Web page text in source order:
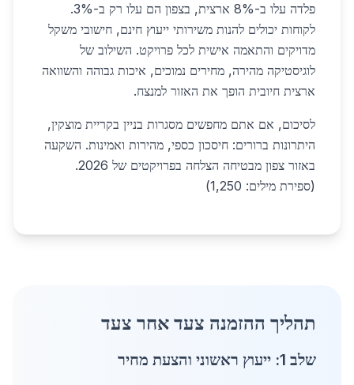
פלדה עלו ב-8% ארצית, בצפון הם עלו רק ב-3%.
לקוחות יכולים להנות משירותי ייעוץ חינם, חישובי משקל
מדויקים והתאמה אישית לכל פרויקט. השילוב של
לוגיסטיקה מהירה, מחירים נמוכים, איכות גבוהה והשוואה
ארצית חיובית הופך את האזור למנצח.
לסיכום, אם אתם מחפשים מסגרות בניין בקריית מוצקין,
היתרונות ברורים: חיסכון כספי, מהירות ואמינות. השקעה
באזור צפון מבטיחה הצלחה בפרויקטים של 2026.
(ספירת מילים: 1,250)
תהליך ההזמנה צעד אחר צעד
שלב 1: ייעוץ ראשוני והצעת מחיר